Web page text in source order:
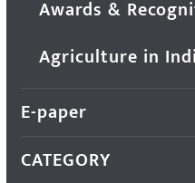
Awards &
Agriculture in
E-paper
CATEGORY